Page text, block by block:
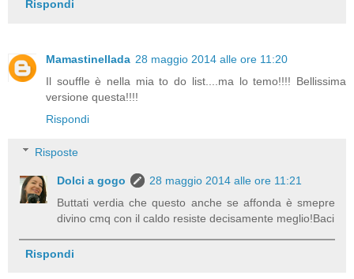
Rispondi
Mamastinellada 28 maggio 2014 alle ore 11:20
Il souffle è nella mia to do list....ma lo temo!!!! Bellissima
versione questa!!!!
Rispondi
Risposte
Dolci a gogo
28 maggio 2014 alle ore 11:21
Buttati verdia che questo anche se affonda è smepre
divino cmq con il caldo resiste decisamente meglio!Baci
Rispondi